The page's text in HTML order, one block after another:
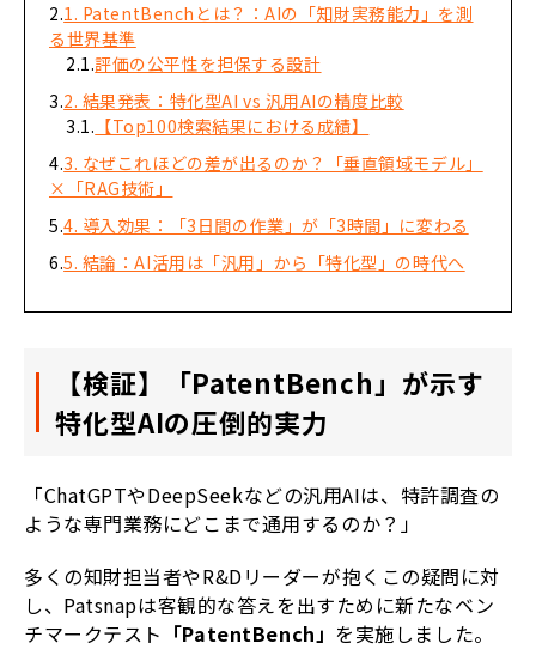
1. PatentBenchとは？：AIの「知財実務能力」を測
る世界基準
評価の公平性を担保する設計
2. 結果発表：特化型AI vs 汎用AIの精度比較
【Top100検索結果における成績】
3. なぜこれほどの差が出るのか？「垂直領域モデル」
×「RAG技術」
4. 導入効果：「3日間の作業」が「3時間」に変わる
5. 結論：AI活用は「汎用」から「特化型」の時代へ
【検証】「PatentBench」が示す
特化型AIの圧倒的実力
「ChatGPTやDeepSeekなどの汎用AIは、特許調査の
ような専門業務にどこまで通用するのか？」
多くの知財担当者やR&Dリーダーが抱くこの疑問に対
し、Patsnapは客観的な答えを出すために新たなベン
チマークテスト 「PatentBench」 を実施しました。